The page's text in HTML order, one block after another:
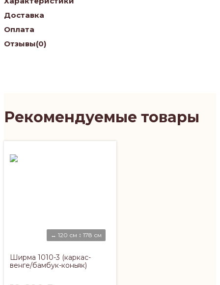
Доставка
Оплата
Отзывы(0)
Рекомендуемые товары
↔ 120 см ↕ 178 см
Ширма 1010-3 (каркас-
венге/бамбук-коньяк)